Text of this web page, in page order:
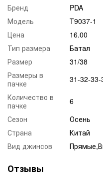
Бренд
PDA
Модель
T9037-1
Цена
16.00
Тип размера
Батал
Размер
31/38
Размеры в
пачке
31-32-33-
Количество в
пачке
6
Сезон
Осень
Страна
Китай
Вид джинсов
Отзывы